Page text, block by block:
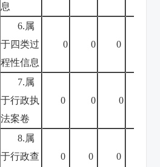
息
6.属
于四类过
程性信息
0 0 0
7.属
于行政执
法案卷
0 0 0
8.属
于行政查
0 0 0